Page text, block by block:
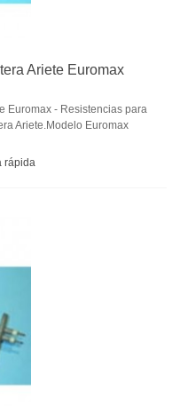
Ariete Euromax
Euromax - Resistencias para
Ariete.Modelo Euromax
rápida